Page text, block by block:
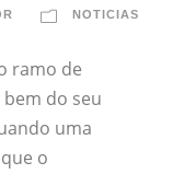
NOTICIAS
ramo de
do seu
uma
o